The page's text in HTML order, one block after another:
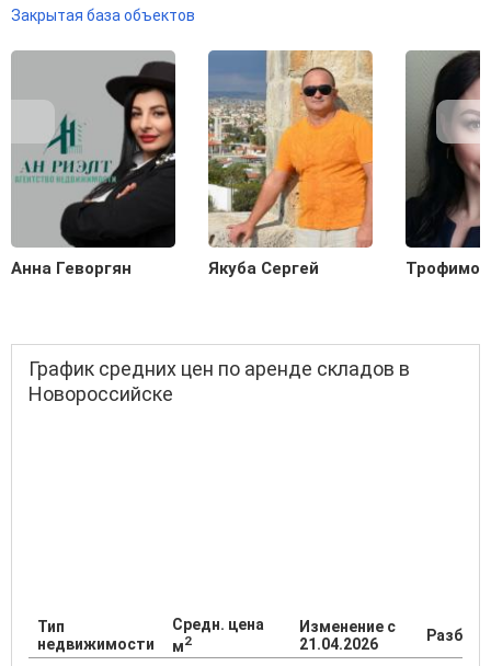
Закрытая база объектов
Анна Геворгян Якуба Сергей
График средних цен по аренде складов в
Новороссийске
Тип
недвижимости
Средн. цена
м2
Изменение с
21.04.2026